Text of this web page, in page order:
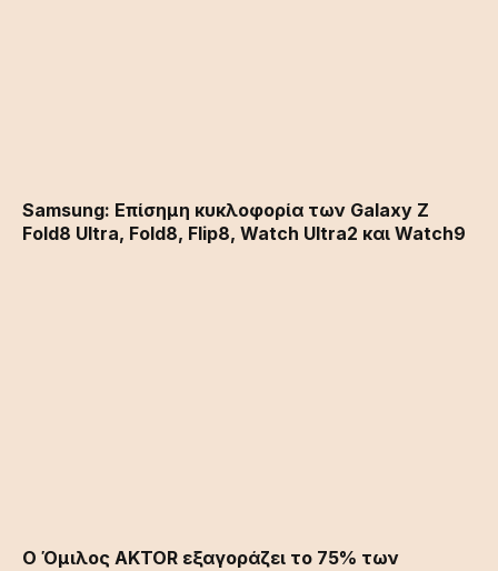
Samsung: Επίσημη κυκλοφορία των Galaxy Z
Fold8 Ultra, Fold8, Flip8, Watch Ultra2 και Watch9
Ο Όμιλος AKTOR εξαγοράζει το 75% των